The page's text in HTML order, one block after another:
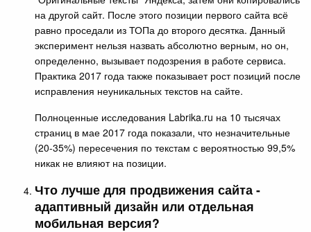
на другой сайт. После этого позиции первого сайта всё
равно проседали из ТОПа до второго десятка. Данный
эксперимент нельзя назвать абсолютно верным, но он,
определенно, вызывает подозрения в работе сервиса.
Практика 2017 года также показывает рост позиций после
исправления неуникальных текстов на сайте.
Полноценные исследования Labrika.ru на 10 тысячах
страниц в мае 2017 года показали, что незначительные
(20-35%) пересечения по текстам с вероятностью 99,5%
никак не влияют на позиции.
Что лучше для продвижения сайта -
адаптивный дизайн или отдельная
мобильная версия?